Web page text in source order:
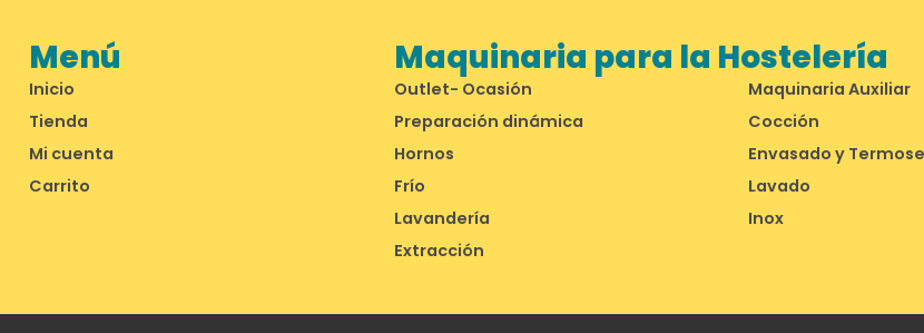
Menú
Inicio
Tienda
Mi cuenta
Carrito
Maquinaria para la Hostelería
Outlet- Ocasión
Maquinaria Auxiliar
Preparación dinámica
Cocción
Hornos
Envasado y
Frío
Lavado
Lavandería
Inox
Extracción